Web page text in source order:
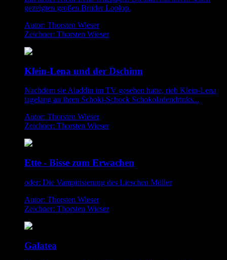
gezeigten großen Bruder Loplop.
Autor: Thorsten Wieser
Zeichner: Thorsten Wieser
Klein-Lena und der Dschinn
Nachdem sie Aladdin im TV gesehen hatte, rieb Klein-Lena
tagelang an ihren Schoki-Schock Schokoladendrinks...
Autor: Thorsten Wieser
Zeichner: Thorsten Wieser
Ette - Bisse zum Erwachen
oder: Die Vampirisierung des Lieschen Müller
Autor: Thorsten Wieser
Zeichner: Thorsten Wieser
Galatea